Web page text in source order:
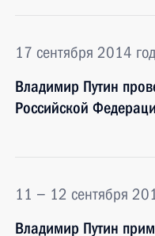
17 сентября 2014
Владимир Путин
Российской
11 − 12 сентября
Владимир Путин